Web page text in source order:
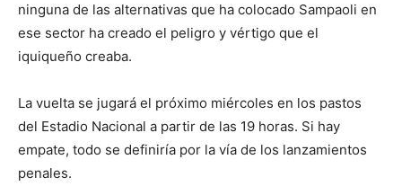
ninguna de las alternativas que ha colocado Sampaoli en
ese sector ha creado el peligro y vértigo que el
iquiqueño creaba.
La vuelta se jugará el próximo miércoles en los pastos
del Estadio Nacional a partir de las 19 horas. Si hay
empate, todo se definiría por la vía de los lanzamientos
penales.